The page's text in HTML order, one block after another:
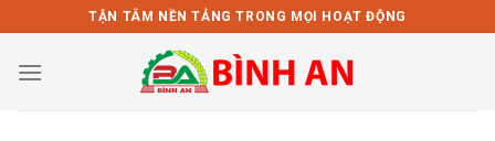
qua
nội
TẬN TÂM NỀN TẢNG TRONG MỌI HOẠT ĐỘNG